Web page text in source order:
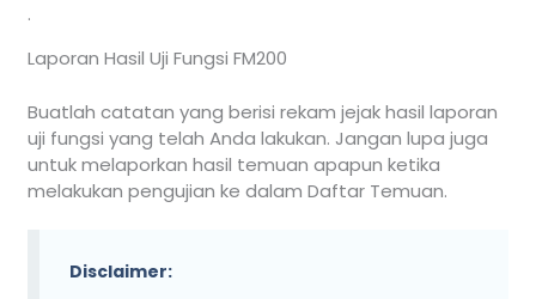
.
Laporan Hasil Uji Fungsi FM200
Buatlah catatan yang berisi rekam jejak hasil laporan
uji fungsi yang telah Anda lakukan. Jangan lupa juga
untuk melaporkan hasil temuan apapun ketika
melakukan pengujian ke dalam Daftar Temuan.
Disclaimer: